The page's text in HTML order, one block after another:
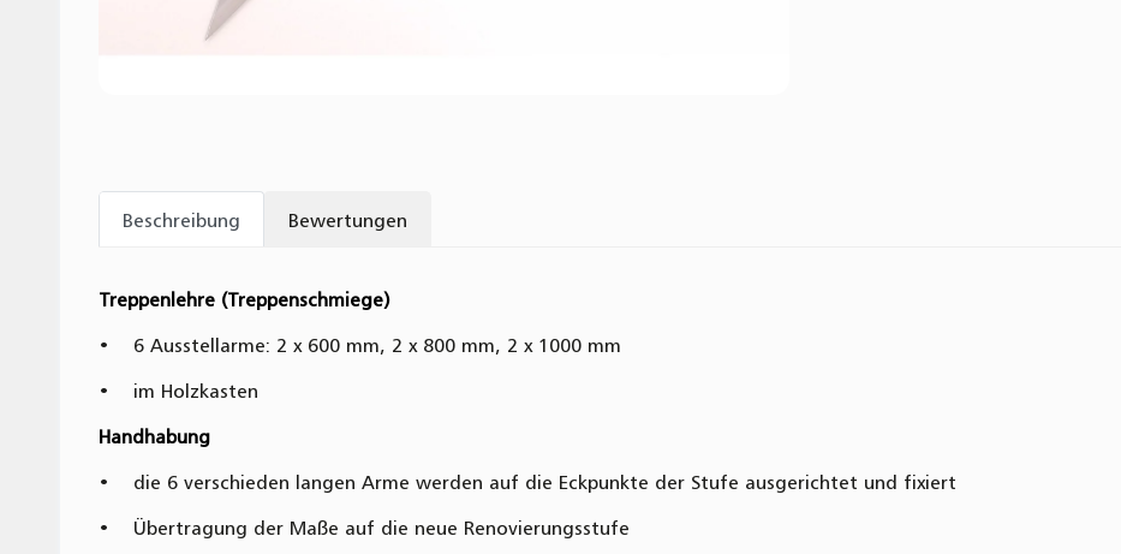
Beschreibung Bewertungen
Treppenlehre (Treppenschmiege)
• 6 Ausstellarme: 2 x 600 mm, 2 x 800 mm, 2 x 1000 mm
• im Holzkasten
Handhabung
• die 6 verschieden langen Arme werden auf die Eckpunkte der Stufe ausgerichtet und fixiert
• Übertragung der Maße auf die neue Renovierungsstufe